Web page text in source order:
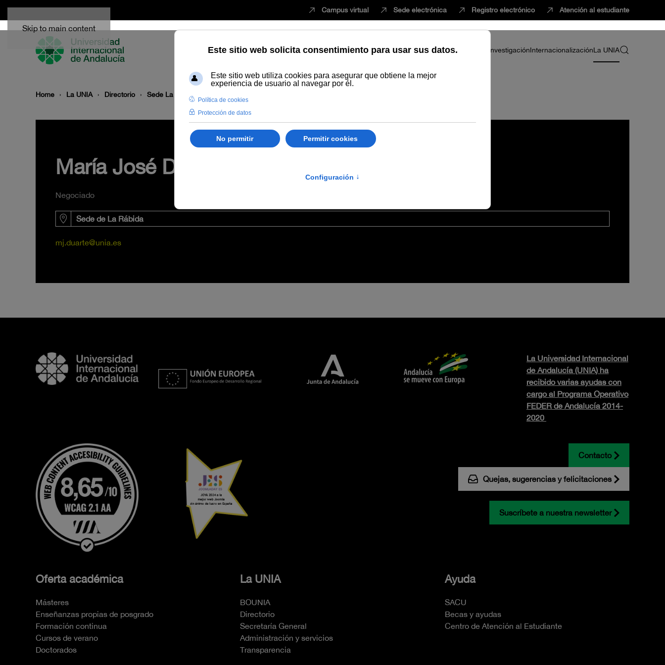
Skip to main content
Campus virtual Sede electrónica Registro electrónico Atención al estudiante
EstudiarInnovaciónVida universitariaProfesorado InvestigaciónInternacionalizaciónLa UNIA
Home La UNIA Directorio Sede La Rábida
María José Duarte Prieto
Negociado
Sede de La Rábida
mj.duarte@unia.es
La Universidad Internacional
de Andalucía (UNIA) ha
recibido varias ayudas con
cargo al Programa Operativo
FEDER de Andalucía 2014-
2020
Contacto
Quejas, sugerencias y felicitaciones
Suscríbete a nuestra newsletter
Oferta académica
Másteres
Enseñanzas propias de posgrado
Formación continua
Cursos de verano
Doctorados
La UNIA
BOUNIA
Directorio
Secretaría General
Administración y servicios
Transparencia
Ayuda
SACU
Becas y ayudas
Centro de Atención al Estudiante